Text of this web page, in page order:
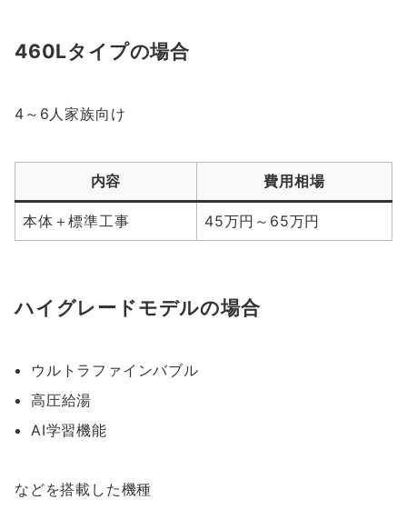
460Lタイプの場合
4～6人家族向け
内容 費用相場
本体＋標準工事 45万円～65万円
ハイグレードモデルの場合
ウルトラファインバブル
高圧給湯
AI学習機能
などを搭載した機種